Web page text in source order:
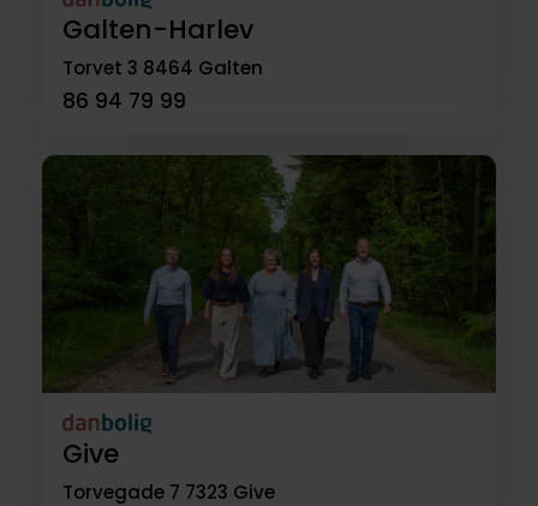
Galten-Harlev
Torvet 3 8464 Galten
86 94 79 99
Give
Torvegade 7 7323 Give